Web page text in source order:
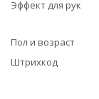
Эффект для рук
Пол и возраст
Штрихкод